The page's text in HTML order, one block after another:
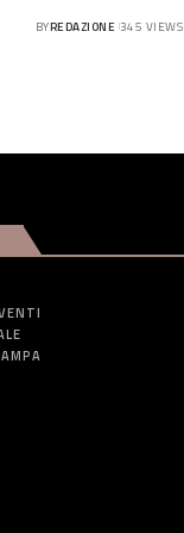
BYREDAZIONE 345 VIEWS